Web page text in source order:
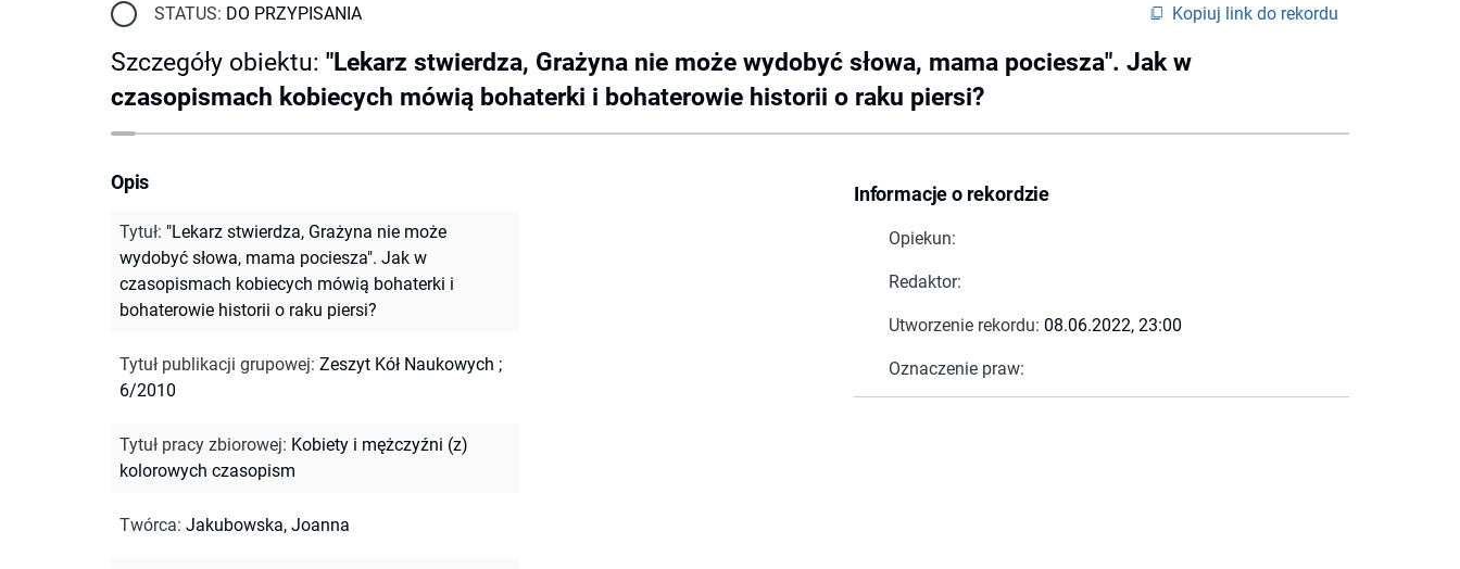
STATUS: DO PRZYPISANIA Kopiuj link do rekordu
Szczegóły obiektu: "Lekarz stwierdza, Grażyna nie może wydobyć słowa, mama pociesza". Jak w
czasopismach kobiecych mówią bohaterki i bohaterowie historii o raku piersi?
Informacje o rekordzie
Opiekun:
Redaktor:
Utworzenie rekordu: 08.06.2022, 23:00
Oznaczenie praw:
Opis
Tytuł: "Lekarz stwierdza, Grażyna nie może
wydobyć słowa, mama pociesza". Jak w
czasopismach kobiecych mówią bohaterki i
bohaterowie historii o raku piersi?
Tytuł publikacji grupowej: Zeszyt Kół Naukowych ;
6/2010
Tytuł pracy zbiorowej: Kobiety i mężczyźni (z)
kolorowych czasopism
Twórca: Jakubowska, Joanna